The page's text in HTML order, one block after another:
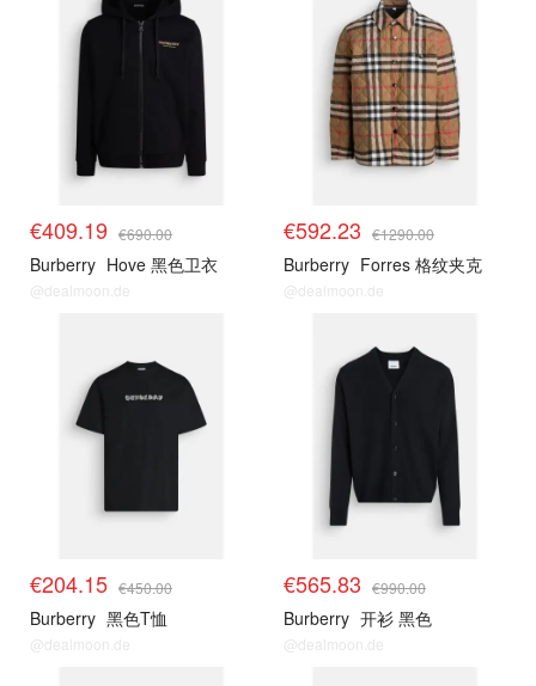
€409.19 €690.00
Burberry Hove 黑色卫衣
@dealmoon.de
€592.23 €1290.00
Burberry Forres 格纹夹克
@dealmoon.de
€204.15 €450.00
Burberry 黑色T恤
@dealmoon.de
€565.83 €990.00
Burberry 开衫 黑色
@dealmoon.de